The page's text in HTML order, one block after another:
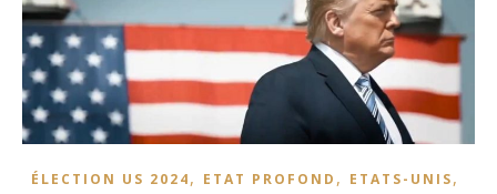
ÉLECTION US 2024, ETAT PROFOND , ETATS-UNIS,